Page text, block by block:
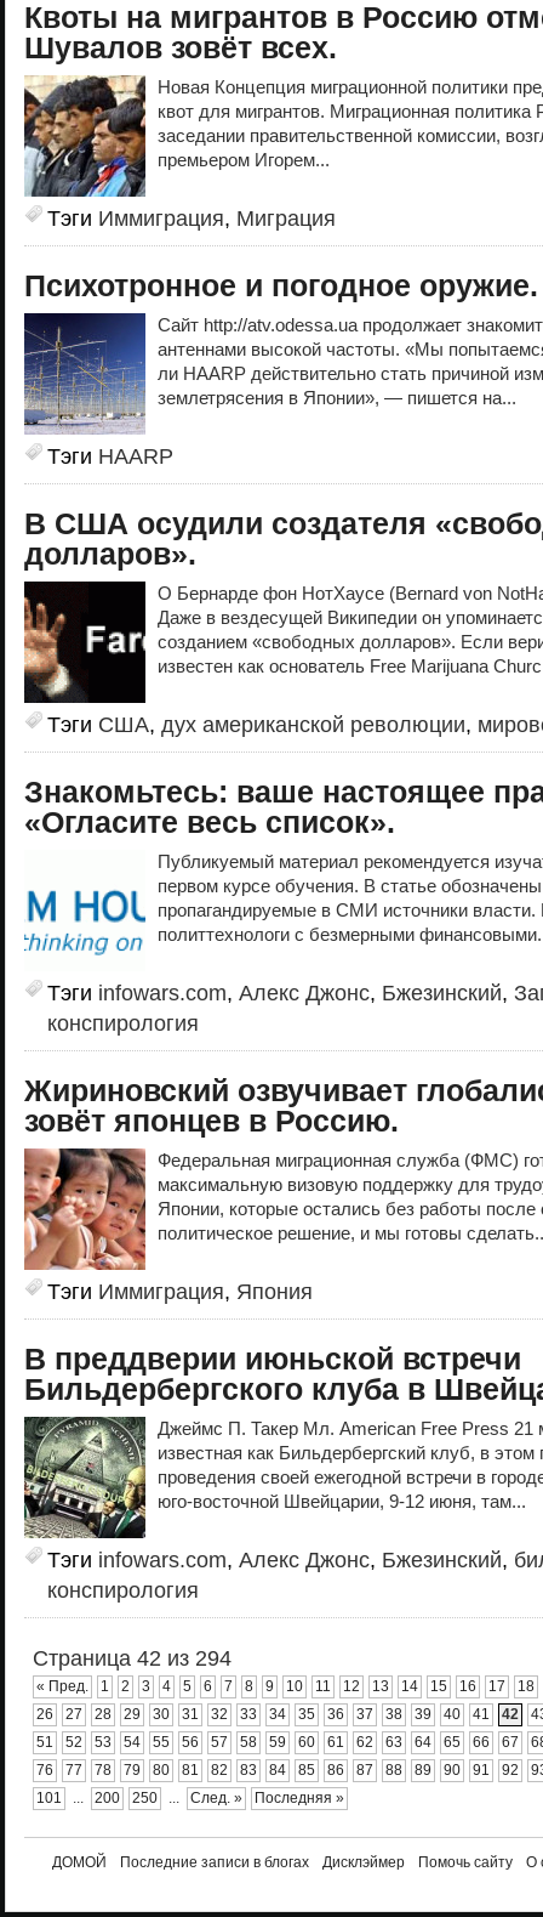
Квоты на мигрантов в Россию
Шувалов зовёт всех.
Новая Концепция миграционной политики
квот для мигрантов. Миграционная политика
заседании правительственной комиссии,
премьером Игорем...
Тэги Иммиграция, Миграция
Психотронное и погодное
Сайт http://atv.odessa.ua продолжает
антеннами высокой частоты. «Мы
ли HAARP действительно стать причиной
землетрясения в Японии», — пишется на...
Тэги HAARP
В США осудили создателя
долларов».
О Бернарде фон НотХаусе (Bernard von
Даже в вездесущей Википедии он
созданием «свободных долларов». Если
известен как основатель Free Marijuana
Тэги США, дух американской революции,
Знакомьтесь: ваше настоящее
«Огласите весь список».
Публикуемый материал рекомендуется
первом курсе обучения. В статье
пропагандируемые в СМИ источники
политтехнологи с безмерными
Тэги infowars.com, Алекс Джонс, Бжезинский,
конспирология
Жириновский озвучивает
зовёт японцев в Россию.
Федеральная миграционная служба (ФМС)
максимальную визовую поддержку для
Японии, которые остались без работы после
политическое решение, и мы готовы
Тэги Иммиграция, Япония
В преддверии июньской встречи
Бильдербергского клуба в
Джеймс П. Такер Мл. American Free Press 21
известная как Бильдербергский клуб, в этом
проведения своей ежегодной встречи в
юго-восточной Швейцарии, 9-12 июня, там...
Тэги infowars.com, Алекс Джонс, Бжезинский,
конспирология
Страница 42 из 294
« Пред. 1 2 3 4 5 6 7 8 9 10 11 12 13 14 15 16 17
18
26
27 28 29 30 31 32 33 34 35 36 37 38 39 40 41 42
51
52 53 54 55 56 57 58 59 60 61 62 63 64 65 66 67
76
77 78 79 80 81 82 83 84 85 86 87 88 89 90 91 92
101
... 200 250 ... След. » Последняя »
ДОМОЙ Последние записи в блогах Дисклэймер Помочь сайту О